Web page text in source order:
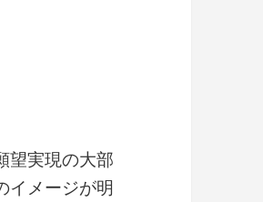
望実現の大部
イメージが明